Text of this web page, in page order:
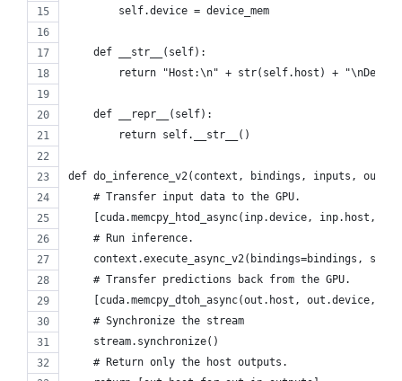
        self.device = device_mem
    def __str__(self):
return "Host:\n" + str(self.host) +
    def __repr__(self):
        return self.__str__()
def do_inference_v2(context, bindings, inputs,
    # Transfer input data to the GPU.
[cuda.memcpy_htod_async(inp.device, inp.host,
    # Run inference.
context.execute_async_v2(bindings=bindings,
    # Transfer predictions back from the GPU.
[cuda.memcpy_dtoh_async(out.host, out.device,
    # Synchronize the stream
    stream.synchronize()
    # Return only the host outputs.